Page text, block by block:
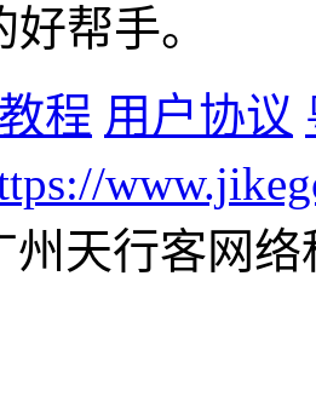
帮手。
程 用户协议
州天行客网